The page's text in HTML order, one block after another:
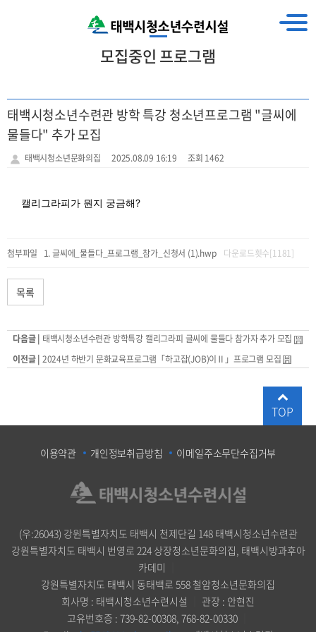
모집중인 프로그램
태백시청소년수련관 방학 특강 청소년프로그램 "글씨에
물들다" 추가 모집
태백시청소년문화의집 2025.08.09 16:19 조회 1462
캘리그라피가 뭔지 궁금해?
첨부파일 글씨에_물들다_프로그램_참가_신청서 (1).hwp 다운로드횟수[1181]
목록
다음글 | 태백시청소년수련관 방학특강 캘리그라피 글씨에 물들다 참가자 추가 모집
이전글 | 2024년 하반기 문화교육프로그램「하고잡(JOB)이Ⅱ」프로그램 모집
이용약관 개인정보취급방침 이메일주소무단수집거부
(우:26043) 강원특별자치도 태백시 천제단길 148 태백시청소년수련관
강원특별자치도 태백시 번영로 224 상장청소년문화의집, 태백시방과후아
카데미
강원특별자치도 태백시 동태백로 558 철암청소년문화의집
회사명 : 태백시청소년수련시설
관장 : 안현진
고유번호증 : 739-82-00308, 768-82-00330
TOP